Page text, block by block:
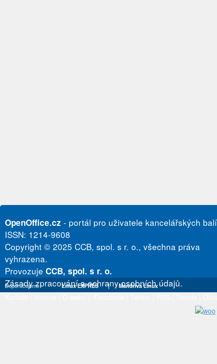
OpenOffice.cz - portál pro uživatele kancelářských
ISSN: 1214-9608
Copyright © 2025 CCB, spol. s r. o., všechna práva
vyhrazena.
Provozuje CCB, spol. s r. o.
Zásady zpracování a ochrany osobních údajů.
Doporučujeme Linux EXPRES | Mandriva Linux